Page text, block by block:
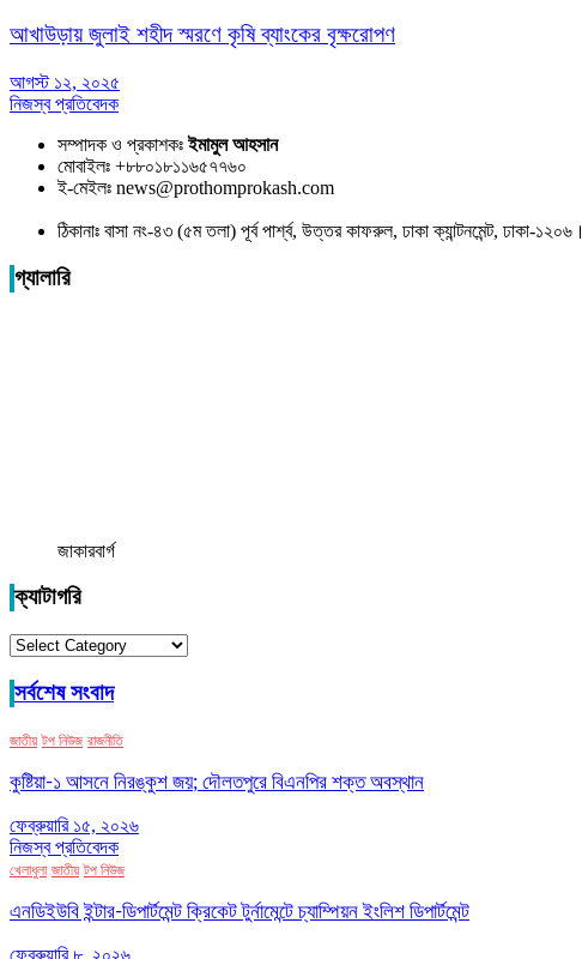
আখাউড়ায় জুলাই শহীদ স্মরণে কৃষি ব্যাংকের বৃক্ষরোপণ
আগস্ট ১২, ২০২৫
নিজস্ব প্রতিবেদক
সম্পাদক ও প্রকাশকঃইমামুল আহসান
মোবাইলঃ +৮৮০১৮১১৬৫৭৭৬০
ই-মেইলঃ news@prothomprokash.com
ঠিকানাঃ বাসা নং-৪৩ (৫ম তলা) পূর্ব পার্শ্ব, উত্তর কাফরুল, ঢাকা ক্যান্টনমেন্ট, ঢাকা-১২০৬।
গ্যালারি
জাকারবার্গ
ক্যাটাগরি
ক্যাটাগরি
সর্বশেষ সংবাদ
জাতীয় টপ নিউজ রাজনীতি
কুষ্টিয়া-১ আসনে নিরঙ্কুশ জয়; দৌলতপুরে বিএনপির শক্ত অবস্থান
ফেব্রুয়ারি ১৫, ২০২৬
নিজস্ব প্রতিবেদক
খেলাধুলা জাতীয় টপ নিউজ
এনডিইউবি ইন্টার-ডিপার্টমেন্ট ক্রিকেট টুর্নামেন্টে চ্যাম্পিয়ন ইংলিশ ডিপার্টমেন্ট